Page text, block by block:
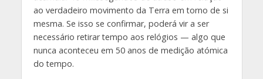
ao verdadeiro movimento da Terra em torno de si
mesma. Se isso se confirmar, poderá vir a ser
necessário retirar tempo aos relógios — algo que
nunca aconteceu em 50 anos de medição atómica
do tempo.